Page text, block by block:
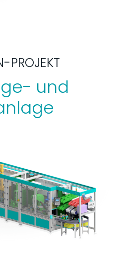
PROJEKT
und